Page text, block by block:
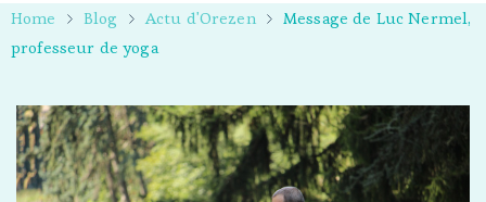
Home Blog Actu d'Orezen
Message de Luc Nermel,
professeur de yoga